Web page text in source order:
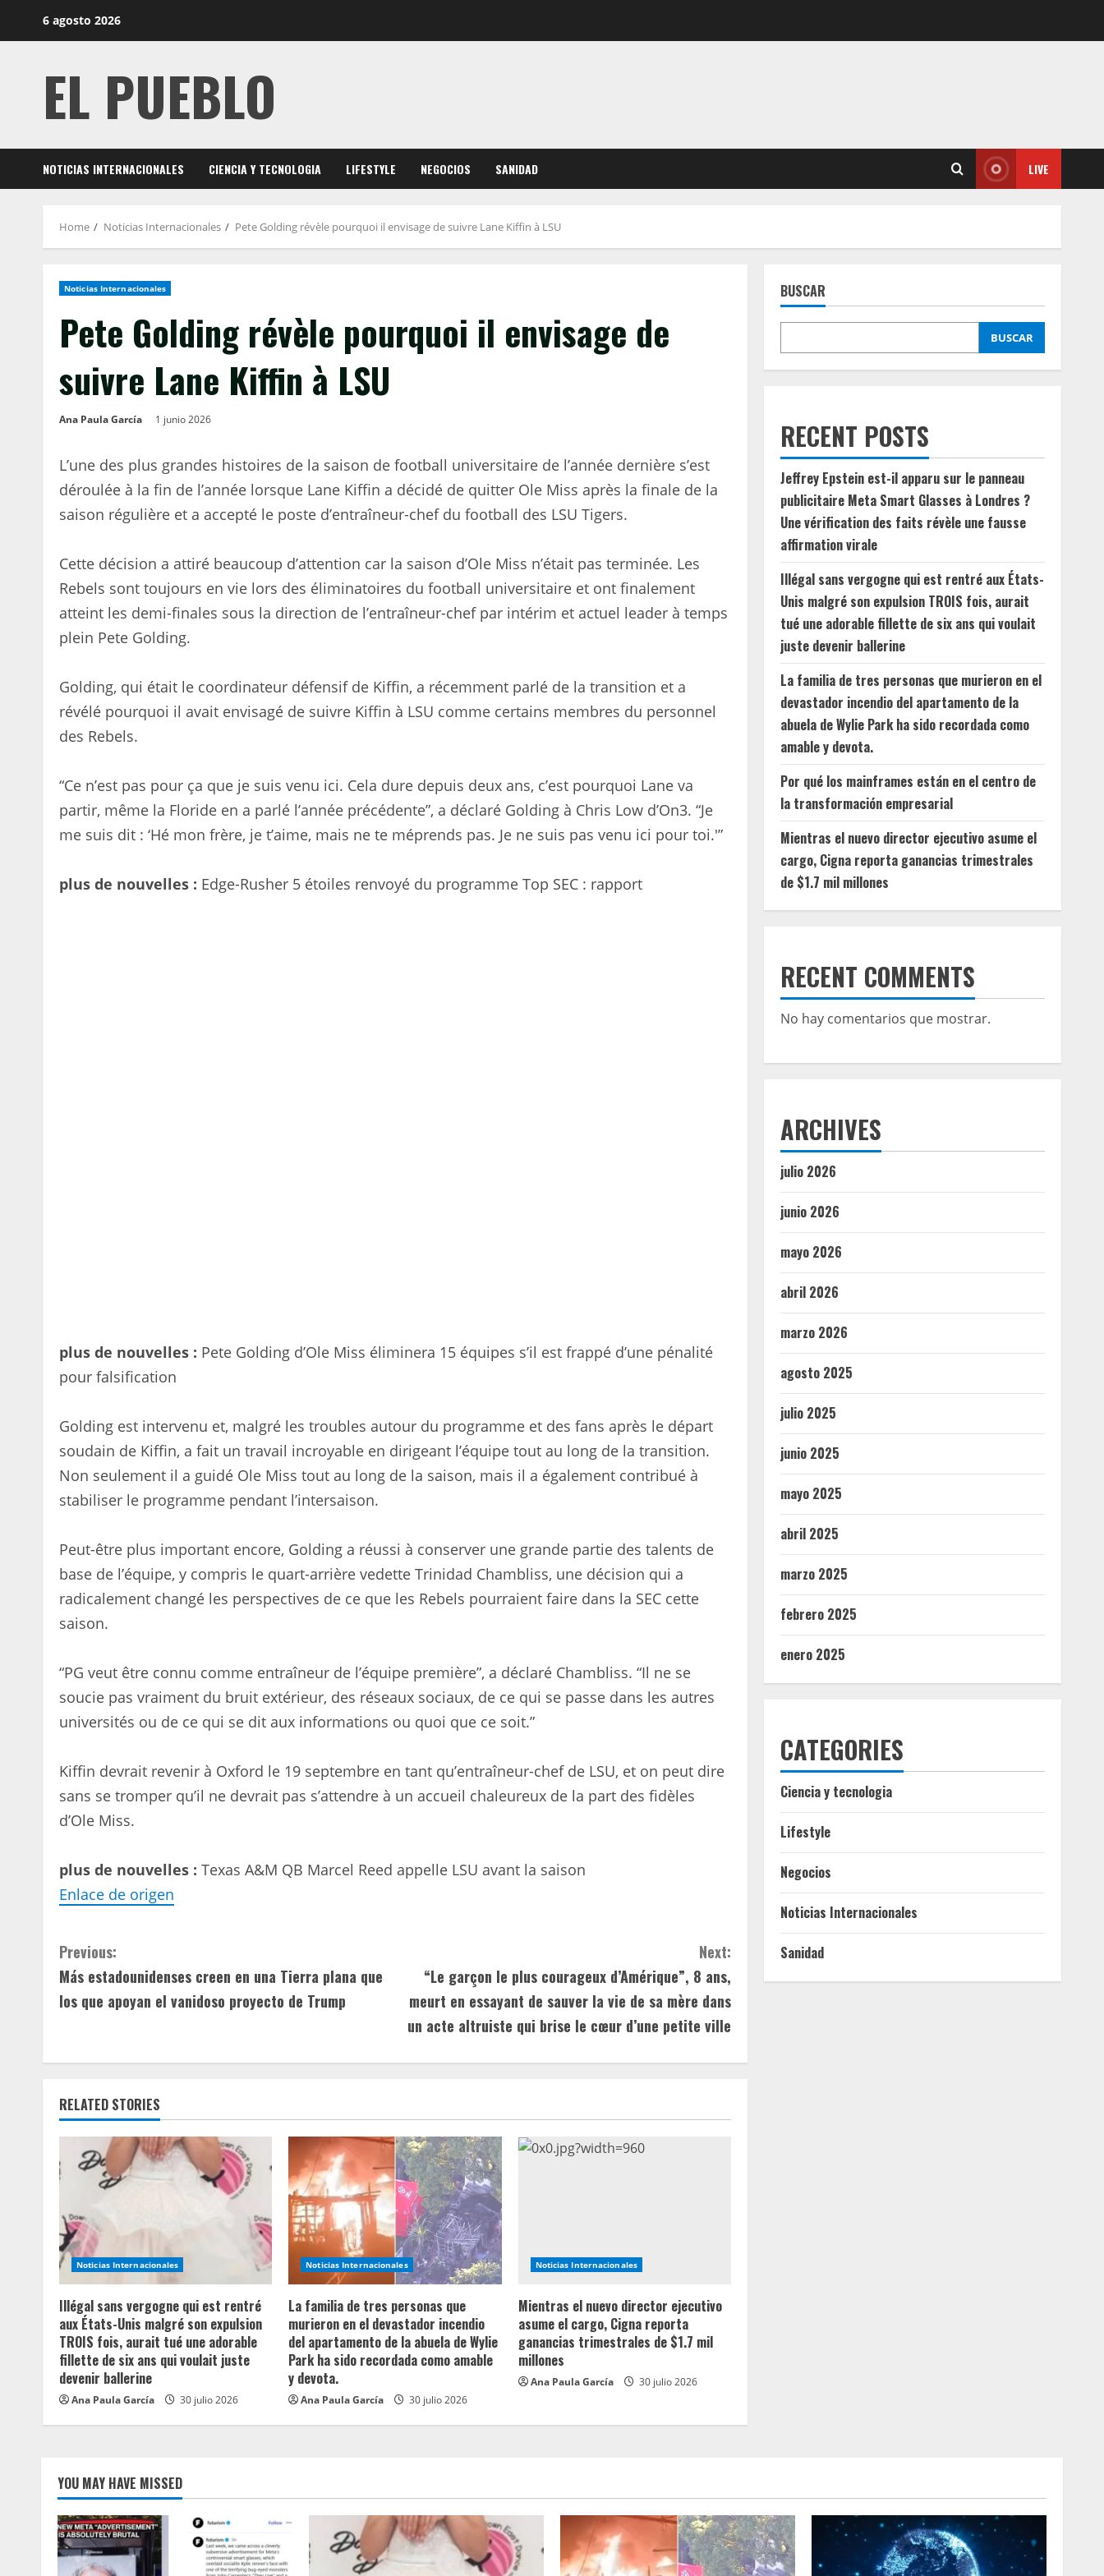
6 agosto 2026
EL PUEBLO
NOTICIAS INTERNACIONALES CIENCIA Y TECNOLOGIA LIFESTYLE NEGOCIOS SANIDAD LIVE
Home Noticias Internacionales Pete Golding révèle pourquoi il envisage de suivre Lane Kiffin à LSU
Noticias Internacionales
Pete Golding révèle pourquoi il envisage de
suivre Lane Kiffin à LSU
Ana Paula García 1 junio 2026
L’une des plus grandes histoires de la saison de football universitaire de l’année dernière s’est
déroulée à la fin de l’année lorsque Lane Kiffin a décidé de quitter Ole Miss après la finale de la
saison régulière et a accepté le poste d’entraîneur-chef du football des LSU Tigers.
Cette décision a attiré beaucoup d’attention car la saison d’Ole Miss n’était pas terminée. Les
Rebels sont toujours en vie lors des éliminatoires du football universitaire et ont finalement
atteint les demi-finales sous la direction de l’entraîneur-chef par intérim et actuel leader à temps
plein Pete Golding.
Golding, qui était le coordinateur défensif de Kiffin, a récemment parlé de la transition et a
révélé pourquoi il avait envisagé de suivre Kiffin à LSU comme certains membres du personnel
des Rebels.
“Ce n’est pas pour ça que je suis venu ici. Cela dure depuis deux ans, c’est pourquoi Lane va
partir, même la Floride en a parlé l’année précédente”, a déclaré Golding à Chris Low d’On3. “Je
me suis dit : ‘Hé mon frère, je t’aime, mais ne te méprends pas. Je ne suis pas venu ici pour toi.'”
plus de nouvelles : Edge-Rusher 5 étoiles renvoyé du programme Top SEC : rapport
plus de nouvelles : Pete Golding d’Ole Miss éliminera 15 équipes s’il est frappé d’une pénalité
pour falsification
Golding est intervenu et, malgré les troubles autour du programme et des fans après le départ
soudain de Kiffin, a fait un travail incroyable en dirigeant l’équipe tout au long de la transition.
Non seulement il a guidé Ole Miss tout au long de la saison, mais il a également contribué à
stabiliser le programme pendant l’intersaison.
Peut-être plus important encore, Golding a réussi à conserver une grande partie des talents de
base de l’équipe, y compris le quart-arrière vedette Trinidad Chambliss, une décision qui a
radicalement changé les perspectives de ce que les Rebels pourraient faire dans la SEC cette
saison.
“PG veut être connu comme entraîneur de l’équipe première”, a déclaré Chambliss. “Il ne se
soucie pas vraiment du bruit extérieur, des réseaux sociaux, de ce qui se passe dans les autres
universités ou de ce qui se dit aux informations ou quoi que ce soit.”
Kiffin devrait revenir à Oxford le 19 septembre en tant qu’entraîneur-chef de LSU, et on peut dire
sans se tromper qu’il ne devrait pas s’attendre à un accueil chaleureux de la part des fidèles
d’Ole Miss.
plus de nouvelles : Texas A&M QB Marcel Reed appelle LSU avant la saison
Enlace de origen
C
o
t
i
n
u
R
e
a
d
i
n
Previous:
Más estadounidenses creen en una Tierra plana que
los que apoyan el vanidoso proyecto de Trump
Next:
“Le garçon le plus courageux d’Amérique”, 8 ans,
meurt en essayant de sauver la vie de sa mère dans
un acte altruiste qui brise le cœur d’une petite ville
RELATED STORIES
Noticias Internacionales
Illégal sans vergogne qui est rentré
aux États-Unis malgré son expulsion
TROIS fois, aurait tué une adorable
fillette de six ans qui voulait juste
devenir ballerine
Ana Paula García 30 julio 2026
Noticias Internacionales
La familia de tres personas que
murieron en el devastador incendio
del apartamento de la abuela de Wylie
Park ha sido recordada como amable
y devota.
Ana Paula García 30 julio 2026
Noticias Internacionales
Mientras el nuevo director ejecutivo
asume el cargo, Cigna reporta
ganancias trimestrales de $1.7 mil
millones
Ana Paula García 30 julio 2026
BUSCAR
BUSCAR
RECENT POSTS
Jeffrey Epstein est-il apparu sur le panneau
publicitaire Meta Smart Glasses à Londres ?
Une vérification des faits révèle une fausse
affirmation virale
Illégal sans vergogne qui est rentré aux États-
Unis malgré son expulsion TROIS fois, aurait
tué une adorable fillette de six ans qui voulait
juste devenir ballerine
La familia de tres personas que murieron en el
devastador incendio del apartamento de la
abuela de Wylie Park ha sido recordada como
amable y devota.
Por qué los mainframes están en el centro de
la transformación empresarial
Mientras el nuevo director ejecutivo asume el
cargo, Cigna reporta ganancias trimestrales
de $1.7 mil millones
RECENT COMMENTS
No hay comentarios que mostrar.
ARCHIVES
julio 2026
junio 2026
mayo 2026
abril 2026
marzo 2026
agosto 2025
julio 2025
junio 2025
mayo 2025
abril 2025
marzo 2025
febrero 2025
enero 2025
CATEGORIES
Ciencia y tecnologia
Lifestyle
Negocios
Noticias Internacionales
Sanidad
YOU MAY HAVE MISSED